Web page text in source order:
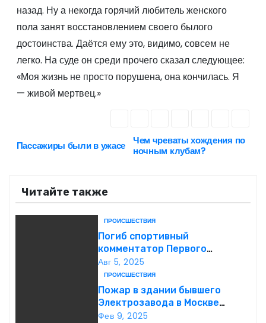
назад. Ну а некогда горячий любитель женского
пола занят восстановлением своего былого
достоинства. Даётся ему это, видимо, совсем не
легко. На суде он среди прочего сказал следующее:
«Моя жизнь не просто порушена, она кончилась. Я
— живой мертвец.»
Н
в
и
Чем чреваты хождения по
ночным клубам?
Пассажиры были в ужасе
Читайте также
ПРОИСШЕСТВИЯ
Погиб спортивный
комментатор Первого
Александр Гришин
Авг 5, 2025
ПРОИСШЕСТВИЯ
Пожар в здании бывшего
Электрозавода в Москве
успешно ликвидирован
Фев 9, 2025